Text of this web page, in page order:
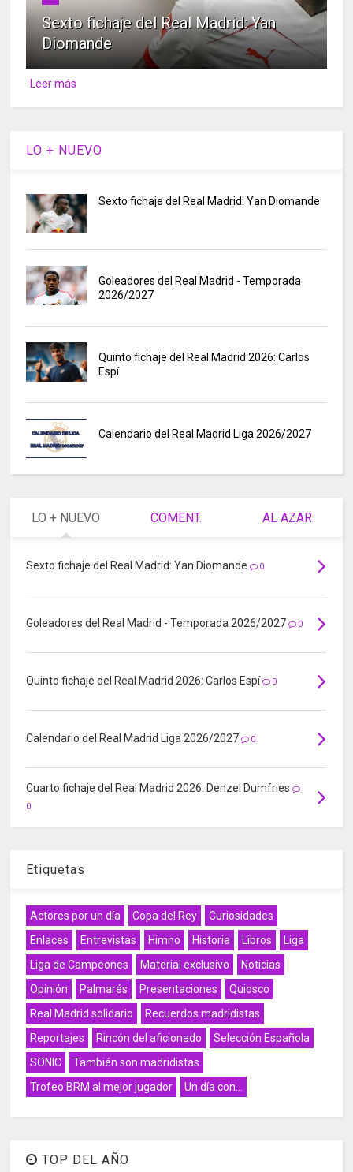
Sexto fichaje del Real Madrid: Yan
Diomande
Leer más
LO + NUEVO
Sexto fichaje del Real Madrid: Yan Diomande
Goleadores del Real Madrid - Temporada
2026/2027
Quinto fichaje del Real Madrid 2026: Carlos
Espí
Calendario del Real Madrid Liga 2026/2027
LO + NUEVO COMENT. AL AZAR
Sexto fichaje del Real Madrid: Yan Diomande 0
Goleadores del Real Madrid - Temporada 2026/2027 0
Quinto fichaje del Real Madrid 2026: Carlos Espí 0
Calendario del Real Madrid Liga 2026/2027 0
Cuarto fichaje del Real Madrid 2026: Denzel Dumfries
0
Etiquetas
Actores por un día Copa del Rey
Curiosidades
Enlaces
Entrevistas Himno Historia Libros
Liga
Liga de Campeones
Material exclusivo
Noticias
Opinión
Palmarés Presentaciones
Quiosco
Real Madrid solidario
Recuerdos madridistas
Reportajes
Rincón del aficionado
Selección Española
SONIC
También son madridistas
Trofeo BRM al mejor jugador
Un día con...
TOP DEL AÑO